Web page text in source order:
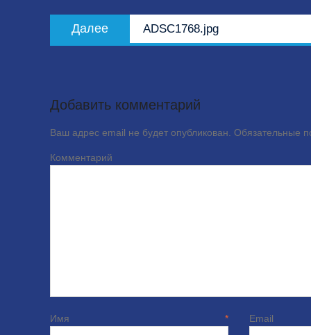
Далее
Следующая
запись:
ADSC1768.jpg
Добавить комментарий
Ваш адрес email не будет опубликован. Обязательные
Имя *